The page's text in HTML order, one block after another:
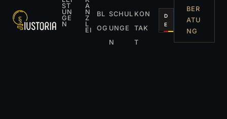
ST
UN
GE
N
A
N
Z
L
EI
BL
OG
SCHUL
UNGE
N
KON
TAK
T
D
E
BER
ATU
NG